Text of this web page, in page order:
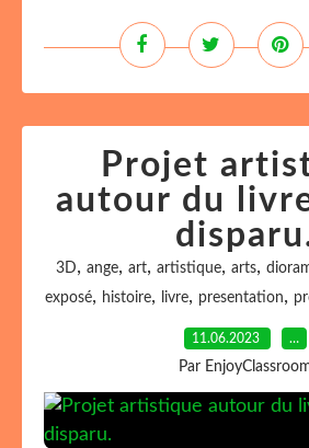
Projet
autour du
3D, ange, art, artistique, arts,
exposé, histoire, livre, presentation,
11.06.2023 …
Par